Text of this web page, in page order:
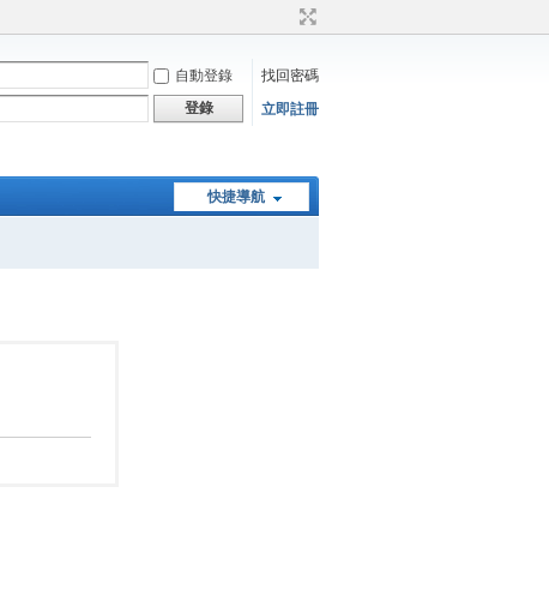
自動登錄
找回密碼
登錄 立即註冊
快捷導航